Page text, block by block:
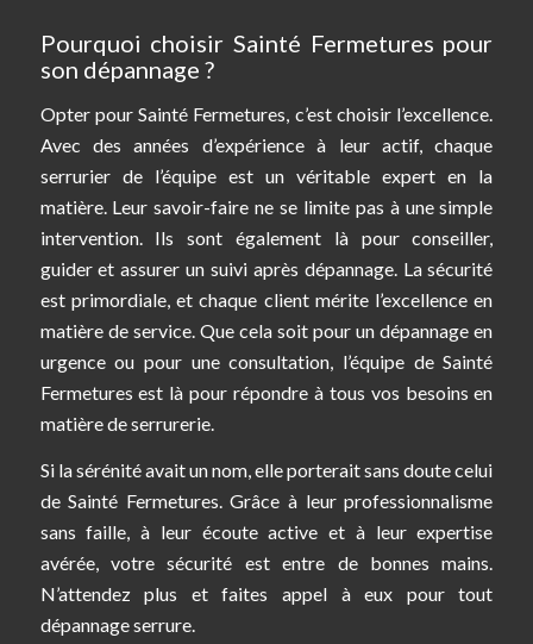
Pourquoi choisir Sainté Fermetures pour
son dépannage ?
Opter pour Sainté Fermetures, c’est choisir l’excellence.
Avec des années d’expérience à leur actif, chaque
serrurier de l’équipe est un véritable expert en la
matière. Leur savoir-faire ne se limite pas à une simple
intervention. Ils sont également là pour conseiller,
guider et assurer un suivi après dépannage. La sécurité
est primordiale, et chaque client mérite l’excellence en
matière de service. Que cela soit pour un dépannage en
urgence ou pour une consultation, l’équipe de Sainté
Fermetures est là pour répondre à tous vos besoins en
matière de serrurerie.
Si la sérénité avait un nom, elle porterait sans doute celui
de Sainté Fermetures. Grâce à leur professionnalisme
sans faille, à leur écoute active et à leur expertise
avérée, votre sécurité est entre de bonnes mains.
N’attendez plus et faites appel à eux pour tout
dépannage serrure.